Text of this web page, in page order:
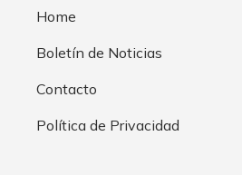
Home
Boletín de Noticias
Contacto
Política de Privacidad